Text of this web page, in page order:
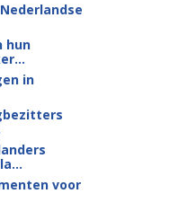
hun
in
voor